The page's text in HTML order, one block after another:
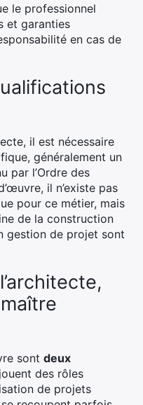
le professionnel
et garanties
en cas de
il est nécessaire
généralement un
par l’Ordre des
il n’existe pas
pour ce métier, mais
de la construction
gestion de projet sont
sont deux
des rôles
de projets